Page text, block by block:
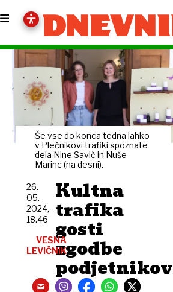
Še vse do konca tedna lahko
v Plečnikovi trafiki spoznate
dela Nine Savič in Nuše
Marinc (na desni).
Kultna
trafika
gosti
zgodbe
podjetnikov
26.
05.
2024,
18.46
VESNA
LEVIČNIK